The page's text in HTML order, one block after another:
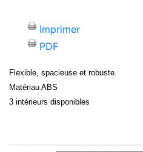
Imprimer
PDF
Flexible, spacieuse et robuste.
Matériau ABS
3 intérieurs disponibles